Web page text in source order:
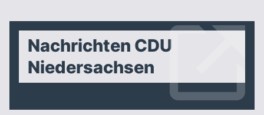
Nachrichten CDU
Niedersachsen